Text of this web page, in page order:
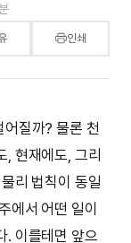
인쇄
질까? 물론 천
, 현재에도, 그리
리 법칙이 동일
에서 어떤 일이
. 이를테면 앞으